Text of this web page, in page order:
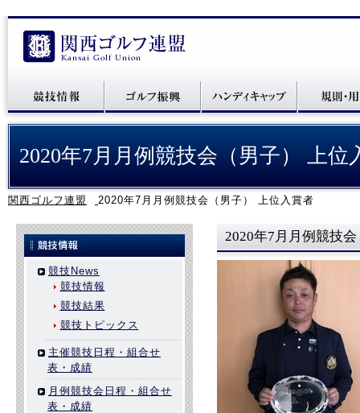
2020年7月月例競技会（男子） 上位
関西ゴルフ連盟 2020年7月月例競技会（男子） 上位入賞者
2020年7月月例競技
競技News
競技情報
競技結果
競技トピックス
主催競技日程・組合せ
表・成績
月例競技会日程・組合せ
表・成績